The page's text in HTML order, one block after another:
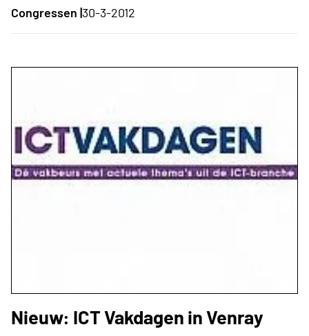
Congressen |30-3-2012
Nieuw: ICT Vakdagen in Venray